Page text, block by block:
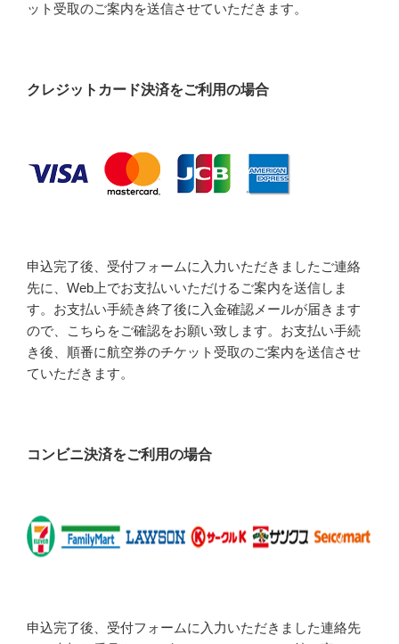
ット受取のご案内を送信させていただきます。
クレジットカード決済をご利用の場合
申込完了後、受付フォームに入力いただきましたご連絡
先に、Web上でお支払いいただけるご案内を送信しま
す。お支払い手続き終了後に入金確認メールが届きます
ので、こちらをご確認をお願い致します。お支払い手続
き後、順番に航空券のチケット受取のご案内を送信させ
ていただきます。
コンビニ決済をご利用の場合
申込完了後、受付フォームに入力いただきました連絡先